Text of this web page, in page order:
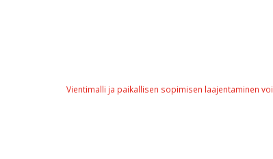
Vientimalli ja paikallisen sopimisen laajentaminen